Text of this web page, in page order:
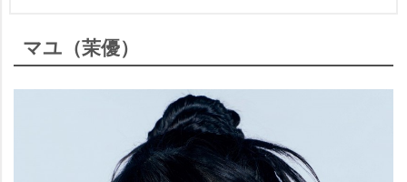
マユ（茉優）